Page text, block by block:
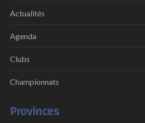
Actualités
Agenda
Clubs
Championnats
Provinces